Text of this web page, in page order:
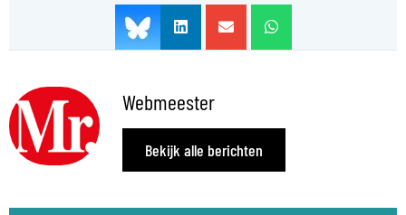
Webmeester
Bekijk alle berichten